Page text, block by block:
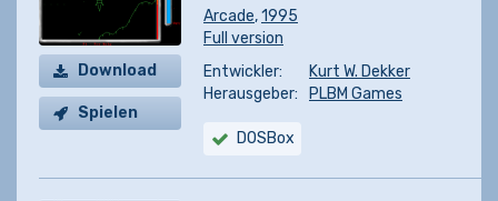
Download
Spielen
Arcade,1995
Full version
Entwickler:
Kurt W. Dekker
Herausgeber:
PLBM Games
DOSBox